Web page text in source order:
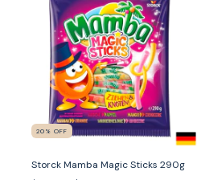
20 % OFF
Storck Mamba Magic Sticks 290g